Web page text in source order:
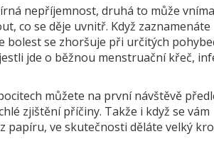
nepříjemnost, druhá to může
co se děje uvnitř. Když zaznamenáte
bolest se zhoršuje při určitých
jde o běžnou menstruační křeč,
můžete na první návštěvě
zjištění příčiny. Takže i když se vám
papíru, ve skutečnosti děláte velký